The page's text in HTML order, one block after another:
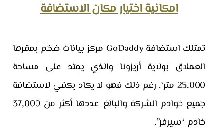
امكانية اختيار مكان الاستضافة
تمتلك استضافة GoDaddy مركز بيانات ضخم بمقرها
العملاق بولاية أريزونا والذي يمتد على مساحة
25,000 متر². رغم ذلك فهو لا يكاد يكفي لاستضافة
جميع خوادم الشركة والبالغ عددها أكثر من 37,000
خادم “سيرفر”.